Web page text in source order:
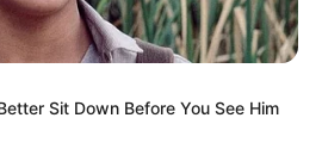
Sit Down Before You See Him